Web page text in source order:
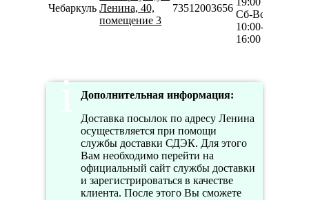
Чебаркуль Ленина, 40,
помещение 3
73512003656
Сб-Вс
10:00-
16:00
Дополнительная информация:
Доставка посылок по адресу Ленина
осуществляется при помощи
службы доставки СДЭК. Для этого
Вам необходимо перейти на
официальный сайт службы доставки
и зарегистрироваться в качестве
клиента. После этого Вы сможете